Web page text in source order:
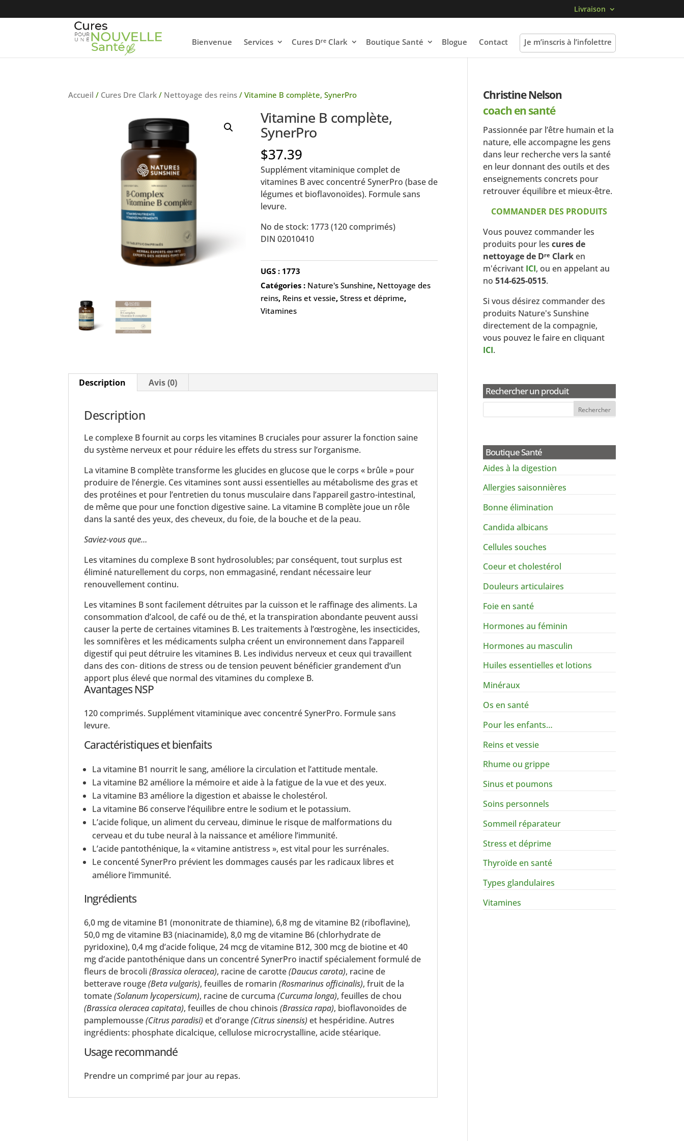
Livraison
Bienvenue Services Cures DreClark Boutique Santé Blogue Contact Je m’inscris à l’infolettre
Accueil / Cures Dre Clark / Nettoyage des reins / Vitamine B complète, SynerPro
Vitamine B complète,
SynerPro
$37.39
Supplément vitaminique complet de
vitamines B avec concentré SynerPro (base de
légumes et bioflavonoïdes). Formule sans
levure.
No de stock: 1773 (120 comprimés)
DIN 02010410
UGS : 1773
Catégories : Nature's Sunshine, Nettoyage des
reins, Reins et vessie,Stress et déprime,
Vitamines
Description Avis (0)
Description
Le complexe B fournit au corps les vitamines B cruciales pour assurer la fonction saine
du système nerveux et pour réduire les effets du stress sur l’organisme.
La vitamine B complète transforme les glucides en glucose que le corps « brûle » pour
produire de l’énergie. Ces vitamines sont aussi essentielles au métabolisme des gras et
des protéines et pour l’entretien du tonus musculaire dans l’appareil gastro-intestinal,
de même que pour une fonction digestive saine. La vitamine B complète joue un rôle
dans la santé des yeux, des cheveux, du foie, de la bouche et de la peau.
Saviez-vous que…
Les vitamines du complexe B sont hydrosolubles; par conséquent, tout surplus est
éliminé naturellement du corps, non emmagasiné, rendant nécessaire leur
renouvellement continu.
Les vitamines B sont facilement détruites par la cuisson et le raffinage des aliments. La
consommation d’alcool, de café ou de thé, et la transpiration abondante peuvent aussi
causer la perte de certaines vitamines B. Les traitements à l’œstrogène, les insecticides,
les somnifères et les médicaments sulpha créent un environnement dans l’appareil
digestif qui peut détruire les vitamines B. Les individus nerveux et ceux qui travaillent
dans des con- ditions de stress ou de tension peuvent bénéficier grandement d’un
apport plus élevé que normal des vitamines du complexe B.
Avantages NSP
120 comprimés. Supplément vitaminique avec concentré SynerPro. Formule sans
levure.
Caractéristiques et bienfaits
La vitamine B1 nourrit le sang, améliore la circulation et l’attitude mentale.
La vitamine B2 améliore la mémoire et aide à la fatigue de la vue et des yeux.
La vitamine B3 améliore la digestion et abaisse le cholestérol.
La vitamine B6 conserve l’équilibre entre le sodium et le potassium.
L’acide folique, un aliment du cerveau, diminue le risque de malformations du
cerveau et du tube neural à la naissance et améliore l’immunité.
L’acide pantothénique, la « vitamine antistress », est vital pour les surrénales.
Le concenté SynerPro prévient les dommages causés par les radicaux libres et
améliore l’immunité.
Ingrédients
6,0 mg de vitamine B1 (mononitrate de thiamine), 6,8 mg de vitamine B2 (riboflavine),
50,0 mg de vitamine B3 (niacinamide), 8,0 mg de vitamine B6 (chlorhydrate de
pyridoxine), 0,4 mg d’acide folique, 24 mcg de vitamine B12, 300 mcg de biotine et 40
mg d’acide pantothénique dans un concentré SynerPro inactif spécialement formulé de
fleurs de brocoli(Brassica oleracea), racine de carotte(Daucus carota), racine de
betterave rouge(Beta vulgaris), feuilles de romarin(Rosmarinus officinalis), fruit de la
tomate(Solanum lycopersicum), racine de curcuma(Curcuma longa), feuilles de chou
(Brassica oleracea capitata), feuilles de chou chinois(Brassica rapa), bioflavonoïdes de
pamplemousse(Citrus paradisi) et d’orange(Citrus sinensis) et hespéridine. Autres
ingrédients: phosphate dicalcique, cellulose microcrystalline, acide stéarique.
Usage recommandé
Prendre un comprimé par jour au repas.
Christine Nelson
coach en santé
Passionnée par l’être humain et la
nature, elle accompagne les gens
dans leur recherche vers la santé
en leur donnant des outils et des
enseignements concrets pour
retrouver équilibre et mieux-être.
COMMANDER DES PRODUITS
Vous pouvez commander les
produits pour lescures de
nettoyage de Dre Clark en
m'écrivant ICI, ou en appelant au
no514-625-0515.
Si vous désirez commander des
produits Nature's Sunshine
directement de la compagnie,
vous pouvez le faire en cliquant
ICI.
Rechercher un produit
Boutique Santé
Aides à la digestion
Allergies saisonnières
Bonne élimination
Candida albicans
Cellules souches
Coeur et cholestérol
Douleurs articulaires
Foie en santé
Hormones au féminin
Hormones au masculin
Huiles essentielles et lotions
Minéraux
Os en santé
Pour les enfants…
Reins et vessie
Rhume ou grippe
Sinus et poumons
Soins personnels
Sommeil réparateur
Stress et déprime
Thyroïde en santé
Types glandulaires
Vitamines